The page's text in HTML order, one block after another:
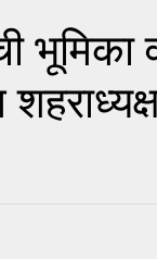
भूमिका